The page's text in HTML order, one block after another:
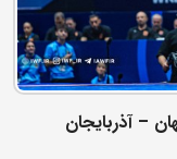
– آذربایجان